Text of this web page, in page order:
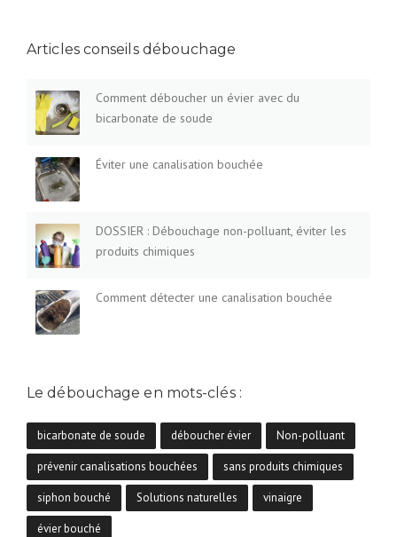
Articles conseils débouchage
Comment déboucher un évier avec du
bicarbonate de soude
Éviter une canalisation bouchée
DOSSIER : Débouchage non-polluant, éviter les
produits chimiques
Comment détecter une canalisation bouchée
Le débouchage en mots-clés :
bicarbonate de soude déboucher évier Non-polluant
prévenir canalisations bouchées sans produits chimiques
siphon bouché Solutions naturelles vinaigre
évier bouché